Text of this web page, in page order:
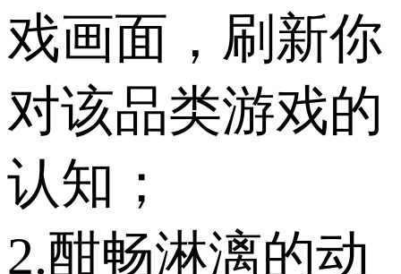
戏画面，刷新你
对该品类游戏的
认知；
2.酣畅淋漓的动